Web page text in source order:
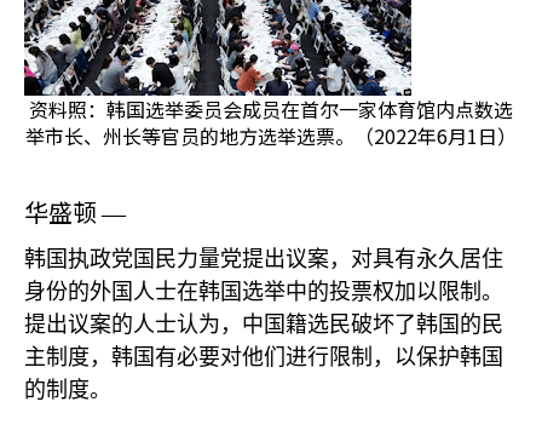
资料照：韩国选举委员会成员在首尔一家体育馆内点数选
举市长、州长等官员的地方选举选票。（2022年6月1日）
华盛顿 —
韩国执政党国民力量党提出议案，对具有永久居住
身份的外国人士在韩国选举中的投票权加以限制。
提出议案的人士认为，中国籍选民破坏了韩国的民
主制度，韩国有必要对他们进行限制，以保护韩国
的制度。